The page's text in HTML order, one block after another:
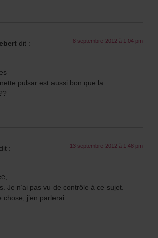
dit : 8 septembre 2012 à 1:04 pm
pulsar est aussi bon que la
dit : 13 septembre 2012 à 1:48 pm
Je n’ai pas vu de contrôle à ce sujet.
chose, j’en parlerai.